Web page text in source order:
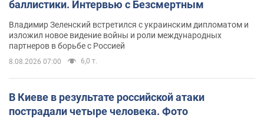
баллистики. Интервью с Безсмертным
Владимир Зеленский встретился с украинским дипломатом и
изложил новое видение войны и роли международных
партнеров в борьбе с Россией
8.08.2026 07:00 6,0 т.
В Киеве в результате российской атаки
пострадали четыре человека. Фото